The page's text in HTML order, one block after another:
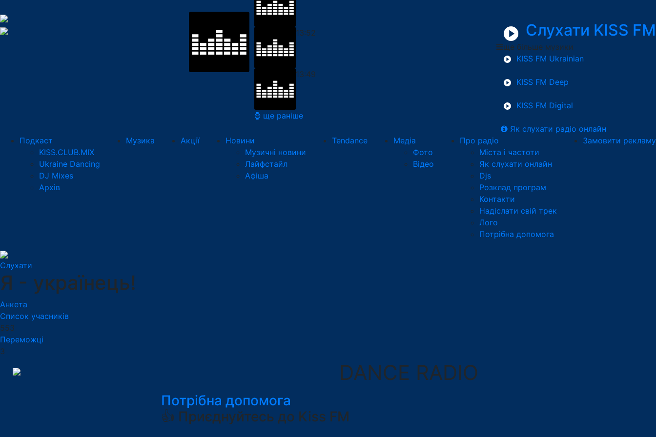
13:52
13:49
⌚ ще раніше
Слухати KISS FM
ще більше музики
KISS FM Ukrainian
KISS FM Deep
KISS FM Digital
Як слухати радіо онлайн
Подкаст
KISS.CLUB.MIX
Ukraine Dancing
DJ Mixes
Архів
Музика Акції
Новини
Музичні новини
Лайфстайл
Афіша
Tendance
Медіа
Фото
Відео
Про радіо
Міста і частоти
Як слухати онлайн
Djs
Розклад програм
Контакти
Надіслати свій трек
Лого
Потрібна допомога
Замовити рекламу
Слухати
Я - українець!
Анкета
Список учасників
553
Переможці
3
DANCE RADIO
Потрібна допомога
👍 Приєднуйтесь до Kiss FM